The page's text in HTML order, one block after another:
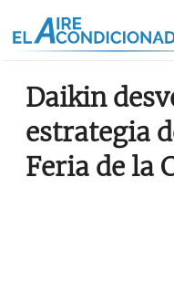
Daikin
estrategia
Feria de la